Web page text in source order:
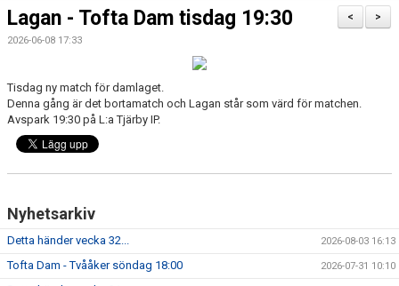
LEDARE / TRUPP
DOKUMENT
>
<
Lagan - Tofta Dam tisdag 19:30
2026-06-08 17:33
Tisdag ny match för damlaget.
Denna gång är det bortamatch och Lagan står som värd för matchen.
Avspark 19:30 på L:a Tjärby IP.
Nyhetsarkiv
Detta händer vecka 32... 2026-08-03 16:13
Tofta Dam - Tvååker söndag 18:00 2026-07-31 10:10